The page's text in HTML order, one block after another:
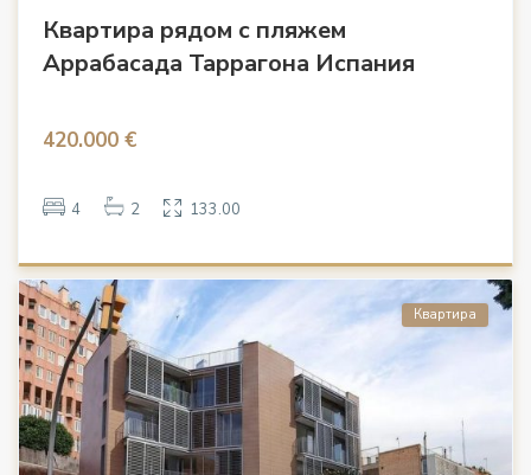
Квартира рядом с пляжем
Аррабасада Таррагона Испания
420.000 €
4 2 133.00
Квартира